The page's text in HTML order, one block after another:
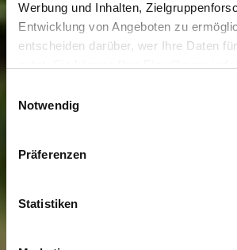
Werbung und Inhalten,
Entwicklung von Angeboten zu
entscheiden darüber, wer Ihre Daten
Trigger Symbol ändern oder widerrufen
Informationen über Ihre
können
bestimmten Merkmalen
Notwendig
Präferenzen
Statistiken